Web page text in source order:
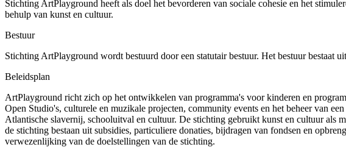
Stichting ArtPlayground heeft als doel het bevorderen van sociale cohesie en het
behulp van kunst en cultuur.
Bestuur
Stichting ArtPlayground wordt bestuurd door een statutair bestuur. Het bestuur bestaat
Beleidsplan
ArtPlayground richt zich op het ontwikkelen van programma's voor kinderen en
Open Studio's, culturele en muzikale projecten, community events en het beheer van
Atlantische slavernij, schooluitval en cultuur. De stichting gebruikt kunst en cultuur als
de stichting bestaan uit subsidies, particuliere donaties, bijdragen van fondsen en
verwezenlijking van de doelstellingen van de stichting.